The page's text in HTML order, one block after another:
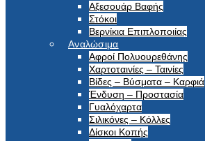
Αξεσουάρ Βαφής
Στόκοι
Βερνίκια Επιπλοποιίας
Αναλώσιμα
Αφροί Πολυουρεθάνης
Χαρτοταινίες – Ταινίες
Βίδες – Βύσματα – Καρφιά
Ένδυση – Προστασία
Γυαλόχαρτα
Σιλικόνες – Κόλλες
Δίσκοι Κοπής